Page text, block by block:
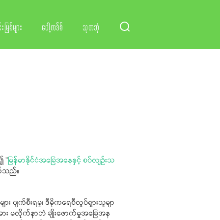
မြစ်များ ပေါ့ကဒ်စ် သုတဘုံ
"မြန်မာနိုင်ငံအခြေအနေနှင့် စပ်လျဉ်းသ
သည်။
ပျက်စီးရမှု၊ ဒီမိုကရေစီလှုပ်ရှားသူမျာ
း မလိုက်နာဘဲ ချိုးဖောက်မှုအခြေအန